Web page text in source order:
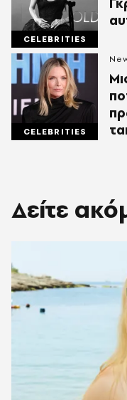
CELEBRITIES
CELEBRITIES
Δείτε